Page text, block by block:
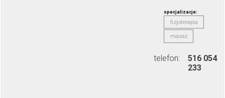
specjalizacje:
fizjoterapia
masaż
telefon:
516 054
233